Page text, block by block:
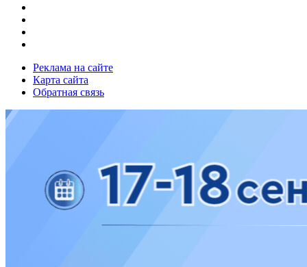
Реклама на сайте
Карта сайта
Обратная связь